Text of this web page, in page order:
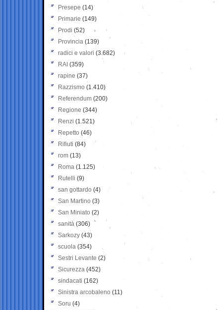
Presepe (14)
Primarie (149)
Prodi (52)
Provincia (139)
radici e valori (3.682)
RAI (359)
rapine (37)
Razzismo (1.410)
Referendum (200)
Regione (344)
Renzi (1.521)
Repetto (46)
Rifiuti (84)
rom (13)
Roma (1.125)
Rutelli (9)
san gottardo (4)
San Martino (3)
San Miniato (2)
sanità (306)
Sarkozy (43)
scuola (354)
Sestri Levante (2)
Sicurezza (452)
sindacati (162)
Sinistra arcobaleno (11)
Soru (4)